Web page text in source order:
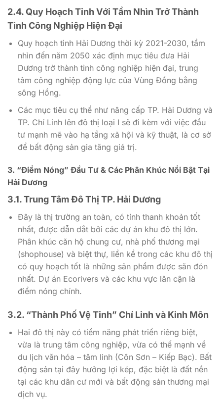
2.4. Quy Hoạch Tỉnh Với Tầm Nhìn Trở Thành
Tỉnh Công Nghiệp Hiện Đại
Quy hoạch tỉnh Hải Dương thời kỳ 2021-2030, tầm
nhìn đến năm 2050 xác định mục tiêu đưa Hải
Dương trở thành tỉnh công nghiệp hiện đại, trung
tâm công nghiệp động lực của Vùng Đồng bằng
sông Hồng.
Các mục tiêu cụ thể như nâng cấp TP. Hải Dương và
TP. Chí Linh lên đô thị loại I sẽ đi kèm với việc đầu
tư mạnh mẽ vào hạ tầng xã hội và kỹ thuật, là cơ sở
để bất động sản gia tăng giá trị.
3. “Điểm Nóng” Đầu Tư & Các Phân Khúc Nổi Bật Tại
Hải Dương
3.1. Trung Tâm Đô Thị TP. Hải Dương
Đây là thị trường an toàn, có tính thanh khoản tốt
nhất, được dẫn dắt bởi các dự án khu đô thị lớn.
Phân khúc căn hộ chung cư, nhà phố thương mại
(shophouse) và biệt thự, liền kề trong các khu đô thị
có quy hoạch tốt là những sản phẩm được săn đón
nhất. Dự án Ecorivers và các khu vực lân cận là
điểm nóng chính.
3.2. “Thành Phố Vệ Tinh” Chí Linh và Kinh Môn
Hai đô thị này có tiềm năng phát triển riêng biệt,
vừa là trung tâm công nghiệp, vừa có thế mạnh về
du lịch văn hóa – tâm linh (Côn Sơn – Kiếp Bạc). Bất
động sản tại đây hưởng lợi kép, đặc biệt là đất nền
tại các khu dân cư mới và bất động sản thương mại
dịch vụ.